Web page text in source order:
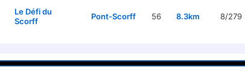
Le Défi du
Scorff
Pont-Scorff 56 8.3km 8/279